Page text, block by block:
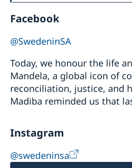
Facebook
@SwedeninSA
Today, we honour the life
Mandela, a global icon of
reconciliation, justice, and
Madiba reminded us that
service, a...
Instagram
@swedeninsa